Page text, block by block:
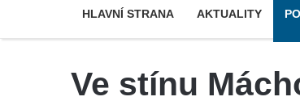
HLAVNÍ STRANA AKTUALITY
Ve stínu